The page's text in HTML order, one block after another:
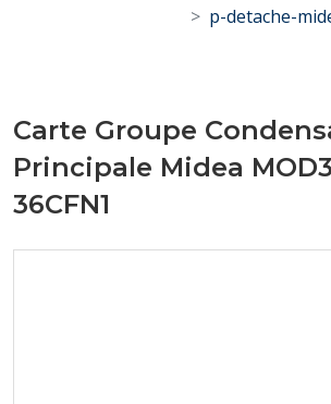
p-detache-
Carte Groupe
Principale Midea
36CFN1